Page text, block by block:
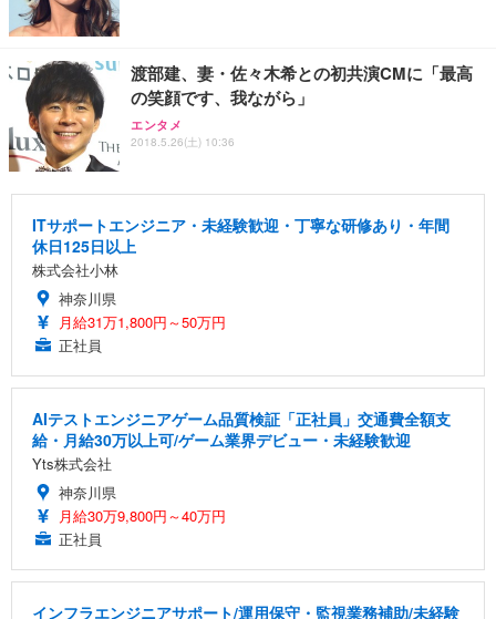
渡部建、妻・佐々木希との初共演CMに「最高
の笑顔です、我ながら」
エンタメ
2018.5.26(土) 10:36
ITサポートエンジニア・未経験歓迎・丁寧な研修あり・年間
休日125日以上
株式会社小林
神奈川県
月給31万1,800円～50万円
正社員
AIテストエンジニアゲーム品質検証「正社員」交通費全額支
給・月給30万以上可/ゲーム業界デビュー・未経験歓迎
Yts株式会社
神奈川県
月給30万9,800円～40万円
正社員
インフラエンジニアサポート/運用保守・監視業務補助/未経験